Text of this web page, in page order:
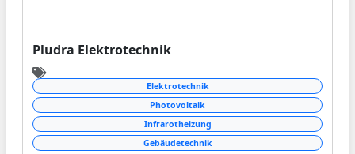
Pludra Elektrotechnik
Elektrotechnik
Photovoltaik
Infrarotheizung
Gebäudetechnik